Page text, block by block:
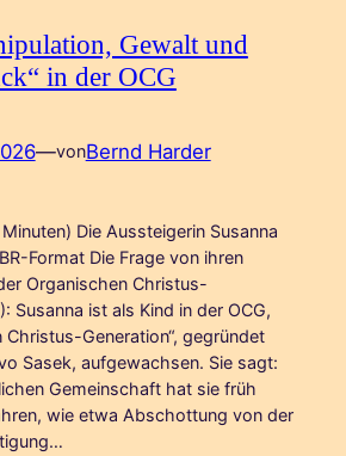
Gewalt und
in der OCG
—vonBernd Harder
Die Aussteigerin Susanna
Format Die Frage von ihren
Organischen Christus-
Susanna ist als Kind in der OCG,
Christus-Generation“, gegründet
Sasek, aufgewachsen. Sie sagt:
Gemeinschaft hat sie früh
wie etwa Abschottung von der